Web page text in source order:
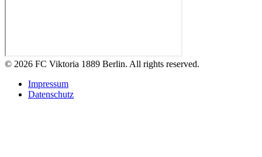
© 2026 FC Viktoria 1889 Berlin. All rights reserved.
Impressum
Datenschutz